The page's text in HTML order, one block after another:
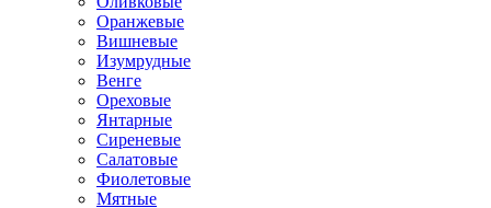
Оранжевые
Вишневые
Изумрудные
Венге
Ореховые
Янтарные
Сиреневые
Салатовые
Фиолетовые
Мятные